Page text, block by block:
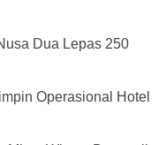
Dua Lepas 250
Operasional Hotel